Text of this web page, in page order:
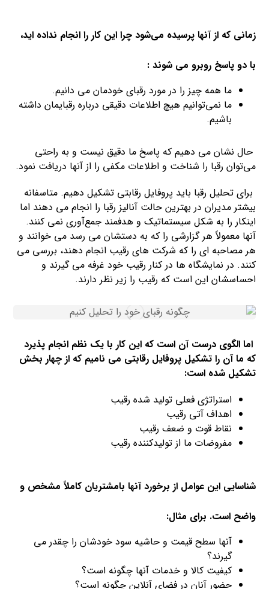
زمانی که از آنها پرسیده می‌شود چرا این کار را انجام نداده اید،
با دو پاسخ روبرو می شوند :
ما همه چیز را در مورد رقبای خودمان می دانیم.
ما نمی‌توانیم هیچ اطلاعات دقیقی درباره رقبایمان داشته
باشیم.
حال نشان می دهیم که پاسخ ما دقیق نیست و به راحتی
می‌توان رقبا را شناخت و اطلاعات مکفی را از آنها دریافت نمود.
برای تحلیل رقبا باید پروفایل رقابتی تشکیل دهیم. متاسفانه
بیشتر مدیران در بهترین حالت آنالیز رقبا را انجام می دهند اما
اینکار را به شکل سیستماتیک و هدفمند جمع‌آوری نمی کنند.
آنها معمولاً هر گزارشی را که به دستشان می رسد می خوانند و
هر مصاحبه ای را که شرکت های رقیب انجام دهند، بررسی می
کنند. در نمایشگاه ها در کنار رقیب خود غرفه می گیرند و
احساسشان این است که رقیب را زیر نظر دارند.
اما الگوی درست آن است که این کار با یک نظم انجام پذیرد
که ما آن را تشکیل پروفایل رقابتی می نامیم که از چهار بخش
تشکیل شده است:
استراتژی فعلی تولید شده رقیب
اهداف آتی رقیب
نقاط قوت و ضعف رقیب
مفروضات ما از تولیدکننده رقیب
شناسایی این عوامل از برخورد آنها بامشتریان کاملاً مشخص و
واضح است. برای مثال:
آنها سطح قیمت و حاشیه سود خودشان را چقدر می
گیرند؟
کیفیت کالا و خدمات آنها چگونه است؟
حضور آنان در فضای آنلاین چگونه است؟